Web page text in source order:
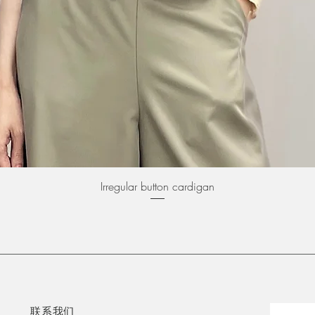
快速瀏覽
Irregular button cardigan
联系我们